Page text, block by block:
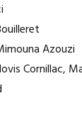
Azouzi
Cornillac,